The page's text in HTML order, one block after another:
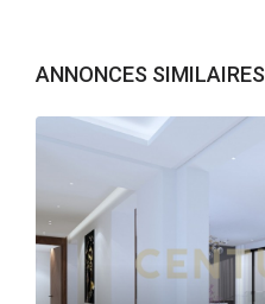
ANNONCES SIMILAIRES